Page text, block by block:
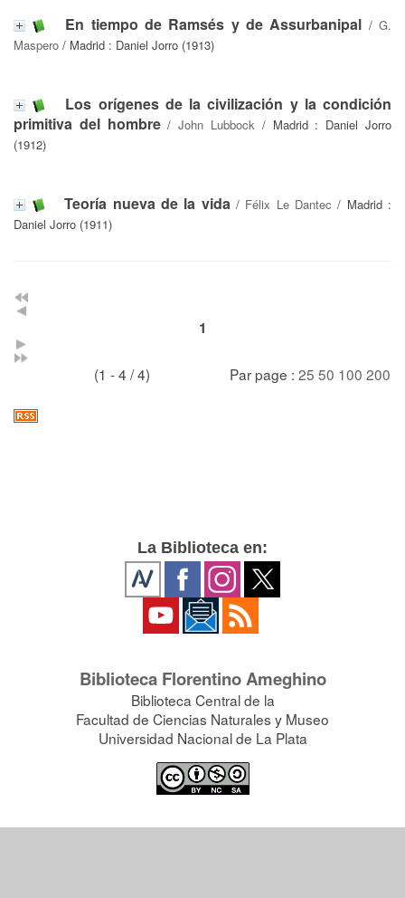
En tiempo de Ramsés y de Assurbanipal /G.
Maspero / Madrid : Daniel Jorro (1913)
Los orígenes de la civilización y la condición
primitiva del hombre/John Lubbock / Madrid : Daniel Jorro
(1912)
Teoría nueva de la vida/ Félix Le Dantec / Madrid :
Daniel Jorro (1911)
1
(1 - 4 / 4) Par page : 25 50 100 200
La Biblioteca en:
Biblioteca Florentino Ameghino
Biblioteca Central de la
Facultad de Ciencias Naturales y Museo
Universidad Nacional de La Plata